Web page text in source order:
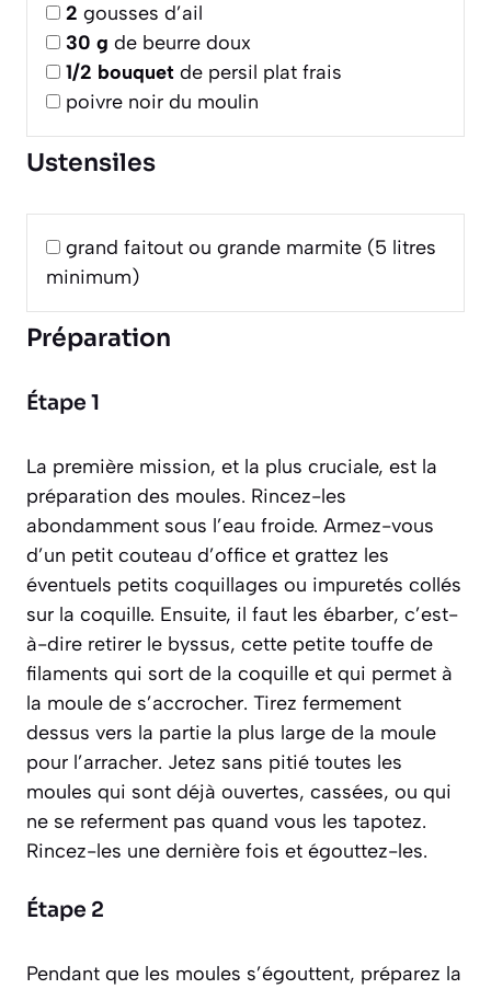
2 gousses d’ail
30 g de beurre doux
1/2 bouquet de persil plat frais
poivre noir du moulin
Ustensiles
grand faitout ou grande marmite (5 litres
minimum)
Préparation
Étape 1
La première mission, et la plus cruciale, est la
préparation des moules. Rincez-les
abondamment sous l’eau froide. Armez-vous
d’un petit couteau d’office et grattez les
éventuels petits coquillages ou impuretés collés
sur la coquille. Ensuite, il faut les ébarber, c’est-
à-dire retirer le byssus, cette petite touffe de
filaments qui sort de la coquille et qui permet à
la moule de s’accrocher. Tirez fermement
dessus vers la partie la plus large de la moule
pour l’arracher. Jetez sans pitié toutes les
moules qui sont déjà ouvertes, cassées, ou qui
ne se referment pas quand vous les tapotez.
Rincez-les une dernière fois et égouttez-les.
Étape 2
Pendant que les moules s’égouttent, préparez la